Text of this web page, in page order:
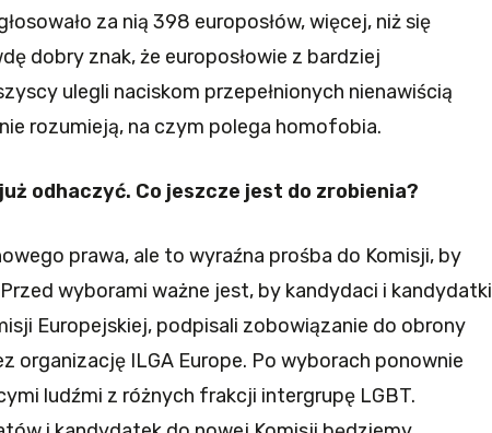
za nią 398 europosłów, więcej, niż się
dobry znak, że europosłowie z bardziej
ulegli naciskom przepełnionych nienawiścią
rozumieją, na czym polega homofobia.
odhaczyć. Co jeszcze jest do zrobienia?
prawa, ale to wyraźna prośba do Komisji, by
wyborami ważne jest, by kandydaci i kandydatki
Europejskiej, podpisali zobowiązanie do obrony
organizację ILGA Europe. Po wyborach ponownie
ludźmi z różnych frakcji intergrupę LGBT.